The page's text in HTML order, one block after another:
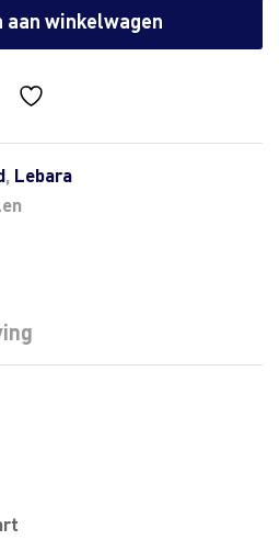
aan winkelwagen
, Lebara